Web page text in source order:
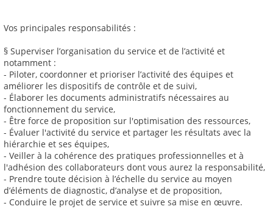
Vos principales responsabilités :
§ Superviser l’organisation du service et de l’activité et
notamment :
- Piloter, coordonner et prioriser l’activité des équipes et
améliorer les dispositifs de contrôle et de suivi,
- Élaborer les documents administratifs nécessaires au
fonctionnement du service,
- Être force de proposition sur l'optimisation des ressources,
- Évaluer l'activité du service et partager les résultats avec la
hiérarchie et ses équipes,
- Veiller à la cohérence des pratiques professionnelles et à
l'adhésion des collaborateurs dont vous aurez la responsabilité,
- Prendre toute décision à l’échelle du service au moyen
d’éléments de diagnostic, d’analyse et de proposition,
- Conduire le projet de service et suivre sa mise en œuvre.